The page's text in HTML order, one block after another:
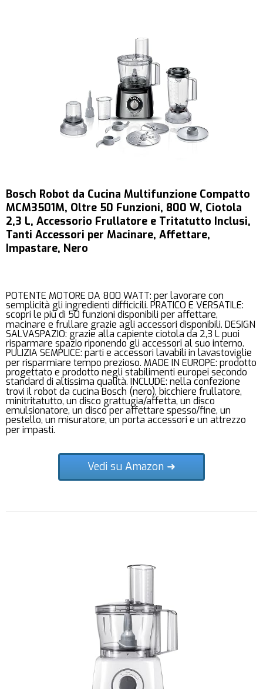
Bosch Robot da Cucina Multifunzione Compatto
MCM3501M, Oltre 50 Funzioni, 800 W, Ciotola
2,3 L, Accessorio Frullatore e Tritatutto Inclusi,
Tanti Accessori per Macinare, Affettare,
Impastare, Nero
POTENTE MOTORE DA 800 WATT: per lavorare con
semplicità gli ingredienti difficicili. PRATICO E VERSATILE:
scopri le più di 50 funzioni disponibili per affettare,
macinare e frullare grazie agli accessori disponibili. DESIGN
SALVASPAZIO: grazie alla capiente ciotola da 2,3 L puoi
risparmare spazio riponendo gli accessori al suo interno.
PULIZIA SEMPLICE: parti e accessori lavabili in lavastoviglie
per risparmiare tempo prezioso. MADE IN EUROPE: prodotto
progettato e prodotto negli stabilimenti europei secondo
standard di altissima qualità. INCLUDE: nella confezione
trovi il robot da cucina Bosch (nero), bicchiere frullatore,
minitritatutto, un disco grattugia/affetta, un disco
emulsionatore, un disco per affettare spesso/fine, un
pestello, un misuratore, un porta accessori e un attrezzo
per impasti.
Vedi su Amazon ➜